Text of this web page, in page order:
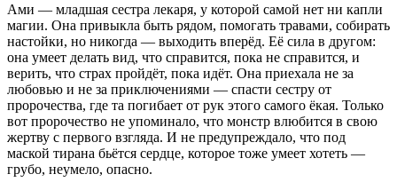
Ами — младшая сестра лекаря, у которой самой нет ни капли
магии. Она привыкла быть рядом, помогать травами, собирать
настойки, но никогда — выходить вперёд. Её сила в другом:
она умеет делать вид, что справится, пока не справится, и
верить, что страх пройдёт, пока идёт. Она приехала не за
любовью и не за приключениями — спасти сестру от
пророчества, где та погибает от рук этого самого ёкая. Только
вот пророчество не упоминало, что монстр влюбится в свою
жертву с первого взгляда. И не предупреждало, что под
маской тирана бьётся сердце, которое тоже умеет хотеть —
грубо, неумело, опасно.